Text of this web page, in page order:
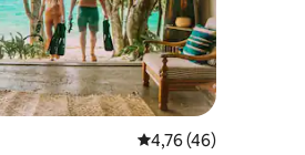
Ortalama reytinq
4,76 (46)